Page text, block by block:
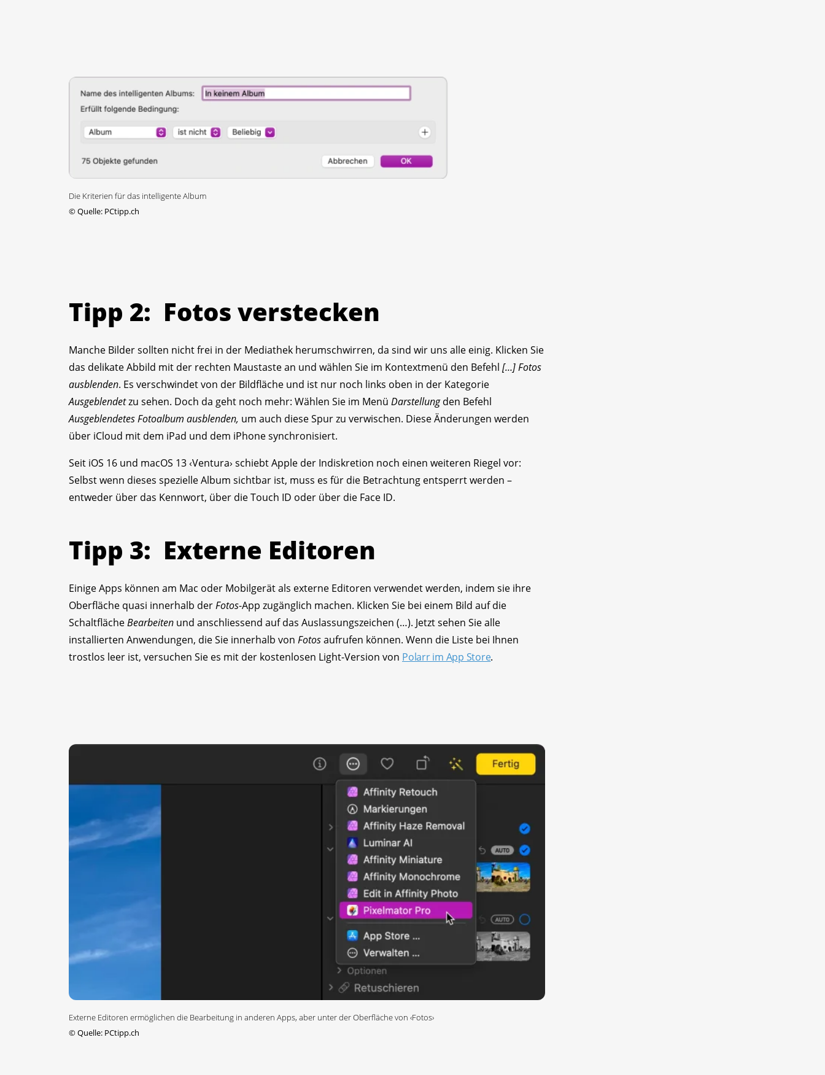
Die Kriterien für das intelligente Album
©Quelle: PCtipp.ch
Tipp 2: Fotos verstecken
Manche Bilder sollten nicht frei in der Mediathek herumschwirren, da sind wir uns alle einig. Klicken Sie
das delikate Abbild mit der rechten Maustaste an und wählen Sie im Kontextmenü den Befehl […] Fotos
ausblenden. Es verschwindet von der Bildfläche und ist nur noch links oben in der Kategorie
Ausgeblendetzu sehen. Doch da geht noch mehr: Wählen Sie im Menü Darstellungden Befehl
Ausgeblendetes Fotoalbum ausblenden, um auch diese Spur zu verwischen. Diese Änderungen werden
über iCloud mit dem iPad und dem iPhone synchronisiert.
Seit iOS 16 und macOS 13 ‹Ventura› schiebt Apple der Indiskretion noch einen weiteren Riegel vor:
Selbst wenn dieses spezielle Album sichtbar ist, muss es für die Betrachtung entsperrt werden –
entweder über das Kennwort, über die Touch ID oder über die Face ID.
Tipp 3: Externe Editoren
Einige Apps können am Mac oder Mobilgerät als externe Editoren verwendet werden, indem sie ihre
Oberfläche quasi innerhalb derFotos-App zugänglich machen. Klicken Sie bei einem Bild auf die
SchaltflächeBearbeiten und anschliessend auf das Auslassungszeichen (…). Jetzt sehen Sie alle
installierten Anwendungen, die Sie innerhalb von Fotosaufrufen können. Wenn die Liste bei Ihnen
trostlos leer ist, versuchen Sie es mit der kostenlosen Light-Version von Polarr im App Store.
Externe Editoren ermöglichen die Bearbeitung in anderen Apps, aber unter der Oberfläche von ‹Fotos›
©Quelle: PCtipp.ch